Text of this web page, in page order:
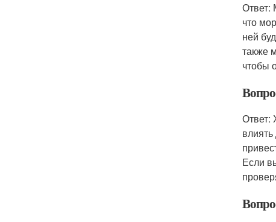
Ответ:
что
ней
также
чтобы
Ответ:
Если